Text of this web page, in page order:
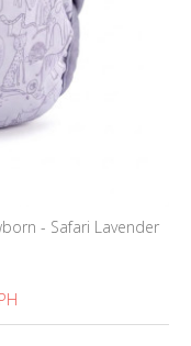
- Safari Lavender